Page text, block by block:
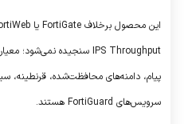
این محصول برخلاف FortiGate یا
IPS Throughput سنجیده نمی‌شود؛
پیام، دامنه‌های محافظت‌شده، قرنطینه،
سرویس‌های FortiGuard هستند.